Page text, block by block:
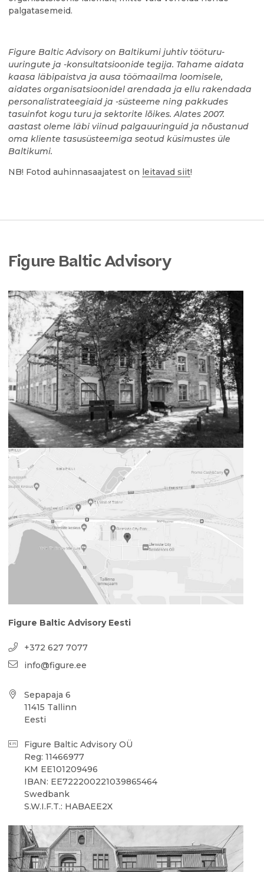
palgatasemeid.
Figure Baltic Advisory on Baltikumi juhtiv tööturu-
uuringute ja -konsultatsioonide tegija. Tahame aidata
kaasa läbipaistva ja ausa töömaailma loomisele,
aidates organisatsioonidel arendada ja ellu rakendada
personalistrateegiaid ja -süsteeme ning pakkudes
tasuinfot kogu turu ja sektorite lõikes. Alates 2007.
aastast oleme läbi viinud palgauuringuid ja nõustanud
oma kliente tasusüsteemiga seotud küsimustes üle
Baltikumi.
NB! Fotod auhinnasaajatest on leitavad siit!
Figure Baltic Advisory
Figure Baltic Advisory Eesti
+372 627 7077
info@figure.ee
Sepapaja 6
11415 Tallinn
Eesti
Figure Baltic Advisory OÜ
Reg: 11466977
KM EE101209496
IBAN: EE722200221039865464
Swedbank
S.W.I.F.T.: HABAEE2X